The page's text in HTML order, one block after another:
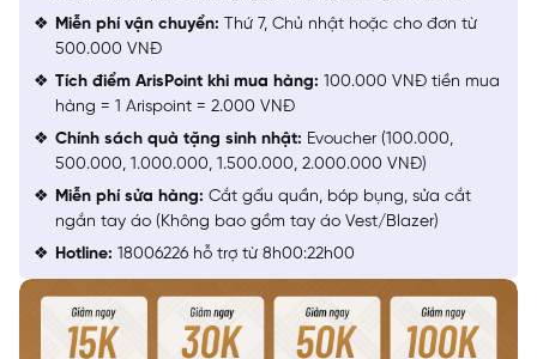
Miễn phí vận chuyển: Thứ 7, Chủ nhật hoặc cho đơn từ
500.000 VNĐ
Tích điểm ArisPoint khi mua hàng: 100.000 VNĐ tiền mua
hàng = 1 Arispoint = 2.000 VNĐ
Chính sách quà tặng sinh nhật: Evoucher (100.000,
500.000, 1.000.000, 1.500.000, 2.000.000 VNĐ)
Miễn phí sửa hàng: Cắt gấu quần, bóp bụng, sửa cắt
ngắn tay áo (Không bao gồm tay áo Vest/Blazer)
Hotline: 18006226 hỗ trợ từ 8h00:22h00